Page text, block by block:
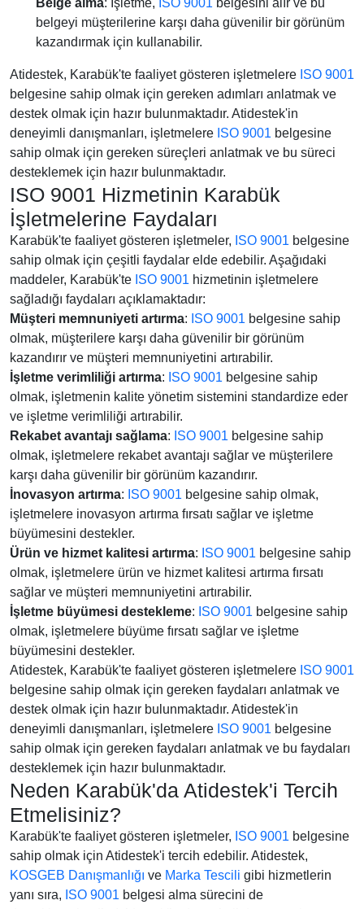
Belge alma: İşletme, ISO 9001 belgesini alır ve bu
belgeyi müşterilerine karşı daha güvenilir bir görünüm
kazandırmak için kullanabilir.
Atidestek, Karabük'te faaliyet gösteren işletmelere ISO 9001
belgesine sahip olmak için gereken adımları anlatmak ve
destek olmak için hazır bulunmaktadır. Atidestek'in
deneyimli danışmanları, işletmelere ISO 9001 belgesine
sahip olmak için gereken süreçleri anlatmak ve bu süreci
desteklemek için hazır bulunmaktadır.
ISO 9001 Hizmetinin Karabük
İşletmelerine Faydaları
Karabük'te faaliyet gösteren işletmeler, ISO 9001 belgesine
sahip olmak için çeşitli faydalar elde edebilir. Aşağıdaki
maddeler, Karabük'te ISO 9001 hizmetinin işletmelere
sağladığı faydaları açıklamaktadır:
Müşteri memnuniyeti artırma: ISO 9001 belgesine sahip
olmak, müşterilere karşı daha güvenilir bir görünüm
kazandırır ve müşteri memnuniyetini artırabilir.
İşletme verimliliği artırma: ISO 9001 belgesine sahip
olmak, işletmenin kalite yönetim sistemini standardize eder
ve işletme verimliliği artırabilir.
Rekabet avantajı sağlama: ISO 9001 belgesine sahip
olmak, işletmelere rekabet avantajı sağlar ve müşterilere
karşı daha güvenilir bir görünüm kazandırır.
İnovasyon artırma: ISO 9001 belgesine sahip olmak,
işletmelere inovasyon artırma fırsatı sağlar ve işletme
büyümesini destekler.
Ürün ve hizmet kalitesi artırma: ISO 9001 belgesine sahip
olmak, işletmelere ürün ve hizmet kalitesi artırma fırsatı
sağlar ve müşteri memnuniyetini artırabilir.
İşletme büyümesi destekleme: ISO 9001 belgesine sahip
olmak, işletmelere büyüme fırsatı sağlar ve işletme
büyümesini destekler.
Atidestek, Karabük'te faaliyet gösteren işletmelere ISO 9001
belgesine sahip olmak için gereken faydaları anlatmak ve
destek olmak için hazır bulunmaktadır. Atidestek'in
deneyimli danışmanları, işletmelere ISO 9001 belgesine
sahip olmak için gereken faydaları anlatmak ve bu faydaları
desteklemek için hazır bulunmaktadır.
Neden Karabük'da Atidestek'i Tercih
Etmelisiniz?
Karabük'te faaliyet gösteren işletmeler, ISO 9001 belgesine
sahip olmak için Atidestek'i tercih edebilir. Atidestek,
KOSGEB Danışmanlığı ve Marka Tescili gibi hizmetlerin
yanı sıra, ISO 9001 belgesi alma sürecini de